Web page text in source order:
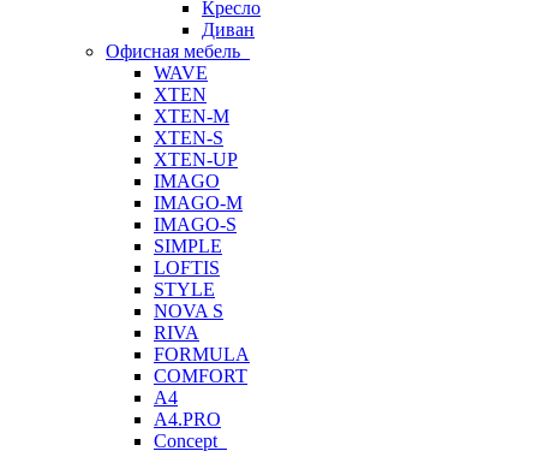
Кресло
Диван
Офисная мебель
WAVE
XTEN
XTEN-M
XTEN-S
XTEN-UP
IMAGO
IMAGO-M
IMAGO-S
SIMPLE
LOFTIS
STYLE
NOVA S
RIVA
FORMULA
COMFORT
A4
A4.PRO
Concept